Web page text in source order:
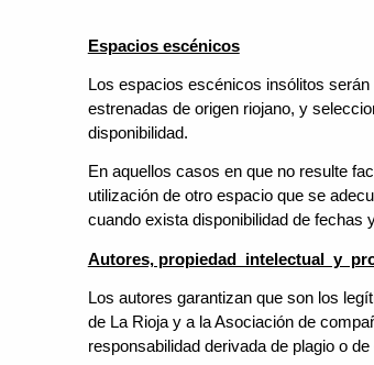
Espacios escénicos
Los espacios escénicos insólitos
estrenadas de origen riojano, y
disponibilidad.
En aquellos casos en que no resulte
utilización de otro espacio que se
cuando exista disponibilidad de fechas
Autores, propiedad intelectual y
Los autores garantizan que son los
de La Rioja y a la Asociación de
responsabilidad derivada de plagio o